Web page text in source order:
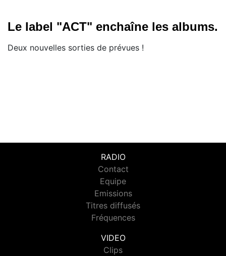
Le label "ACT" enchaîne les albums.
Deux nouvelles sorties de prévues !
RADIO
Contact
Equipe
Emissions
Titres diffusés
Fréquences
VIDEO
Clips